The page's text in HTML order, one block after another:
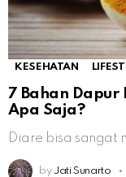
KESEHATAN
7 Bahan Dapur
Apa Saja?
Diare bisa sangat
by Jati Sunarto